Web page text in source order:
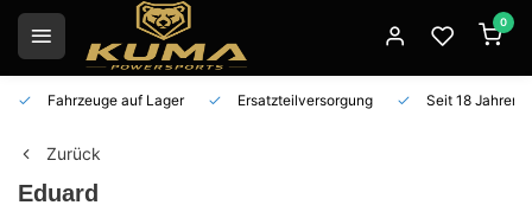
0
Fahrzeuge auf Lager Ersatzteilversorgung Seit 18 Jahren
Zurück
Eduard